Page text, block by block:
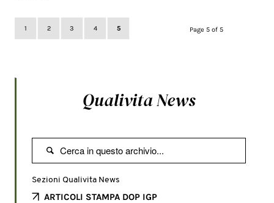
Page 5 of 5
1 2 3 4 5
Qualivita News

Sezioni Qualivita News
ARTICOLI STAMPA DOP IGP